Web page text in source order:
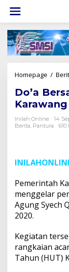
konten
Homepage /
Do’a
Inilah Online
14
Berita Pantura
Pemerintah
menggelar
Agung Syech
2020.
Kegiatan
rangkaian
Tahun (HUT)